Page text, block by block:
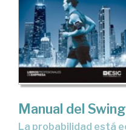
Manual del
la probabilidad está